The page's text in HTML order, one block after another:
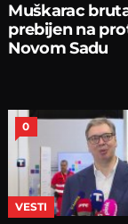
Muškarac
prebijen na
Novom Sadu
0
VESTI